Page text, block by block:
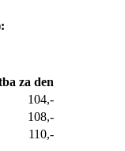
za den
104,-
108,-
110,-